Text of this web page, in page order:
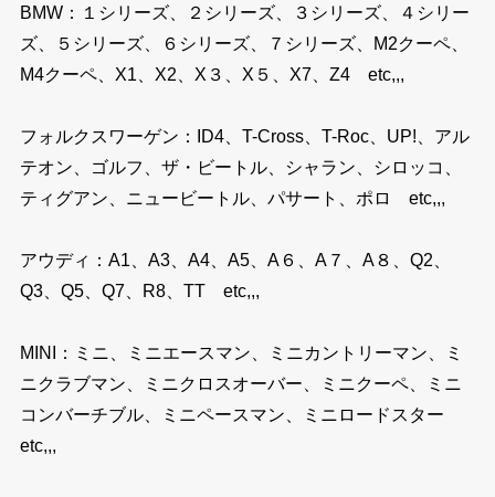
BMW：１シリーズ、２シリーズ、３シリーズ、４シリー
ズ、５シリーズ、６シリーズ、７シリーズ、M2クーペ、
M4クーペ、X1、X2、X３、X５、X7、Z4 etc,,,
フォルクスワーゲン：ID4、T-Cross、T-Roc、UP!、アル
テオン、ゴルフ、ザ・ビートル、シャラン、シロッコ、
ティグアン、ニュービートル、パサート、ポロ etc,,,
アウディ：A1、A3、A4、A5、A６、A７、A８、Q2、
Q3、Q5、Q7、R8、TT etc,,,
MINI：ミニ、ミニエースマン、ミニカントリーマン、ミ
ニクラブマン、ミニクロスオーバー、ミニクーペ、ミニ
コンバーチブル、ミニペースマン、ミニロードスター
etc,,,